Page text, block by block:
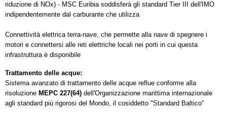
riduzione di NOx) - MSC Euribia soddisferà gli standard Tier III dell'IMO
indipendentemente dal carburante che utilizza
Connettività elettrica terra-nave, che permette alla nave di spegnere i
motori e connettersi alle reti elettriche locali nei porti in cui questa
infrastruttura è disponibile
Trattamento delle acque:
Sistema avanzato di trattamento delle acque reflue conforme alla
risoluzione MEPC 227(64) dell'Organizzazione marittima internazionale
agli standard più rigorosi del Mondo, il cosiddetto "Standard Baltico"